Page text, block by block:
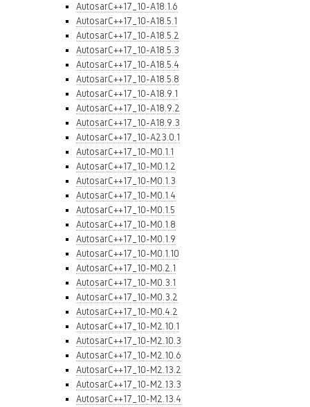
AutosarC++17_10-A18.1.6
AutosarC++17_10-A18.5.1
AutosarC++17_10-A18.5.2
AutosarC++17_10-A18.5.3
AutosarC++17_10-A18.5.4
AutosarC++17_10-A18.5.8
AutosarC++17_10-A18.9.1
AutosarC++17_10-A18.9.2
AutosarC++17_10-A18.9.3
AutosarC++17_10-A23.0.1
AutosarC++17_10-M0.1.1
AutosarC++17_10-M0.1.2
AutosarC++17_10-M0.1.3
AutosarC++17_10-M0.1.4
AutosarC++17_10-M0.1.5
AutosarC++17_10-M0.1.8
AutosarC++17_10-M0.1.9
AutosarC++17_10-M0.1.10
AutosarC++17_10-M0.2.1
AutosarC++17_10-M0.3.1
AutosarC++17_10-M0.3.2
AutosarC++17_10-M0.4.2
AutosarC++17_10-M2.10.1
AutosarC++17_10-M2.10.3
AutosarC++17_10-M2.10.6
AutosarC++17_10-M2.13.2
AutosarC++17_10-M2.13.3
AutosarC++17_10-M2.13.4